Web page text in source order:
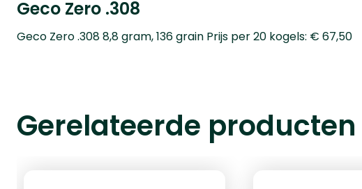
Geco Zero .308
Geco Zero .308 8,8 gram, 136 grain Prijs per 20 kogels: € 67,50
Gerelateerde producten